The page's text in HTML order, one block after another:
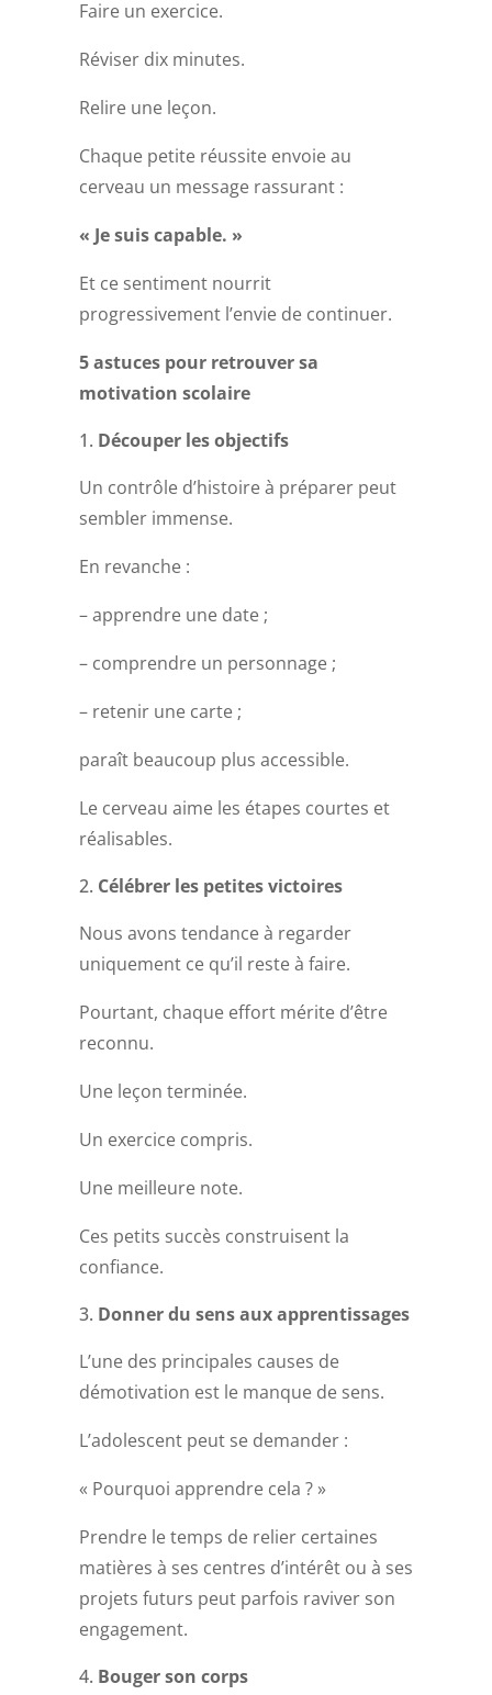
Faire un exercice.
Réviser dix minutes.
Relire une leçon.
Chaque petite réussite envoie au
cerveau un message rassurant :
« Je suis capable. »
Et ce sentiment nourrit
progressivement l’envie de continuer.
5 astuces pour retrouver sa
motivation scolaire
Découper les objectifs
Un contrôle d’histoire à préparer peut
sembler immense.
En revanche :
– apprendre une date ;
– comprendre un personnage ;
– retenir une carte ;
paraît beaucoup plus accessible.
Le cerveau aime les étapes courtes et
réalisables.
Célébrer les petites victoires
Nous avons tendance à regarder
uniquement ce qu’il reste à faire.
Pourtant, chaque effort mérite d’être
reconnu.
Une leçon terminée.
Un exercice compris.
Une meilleure note.
Ces petits succès construisent la
confiance.
Donner du sens aux apprentissages
L’une des principales causes de
démotivation est le manque de sens.
L’adolescent peut se demander :
« Pourquoi apprendre cela ? »
Prendre le temps de relier certaines
matières à ses centres d’intérêt ou à ses
projets futurs peut parfois raviver son
engagement.
Bouger son corps